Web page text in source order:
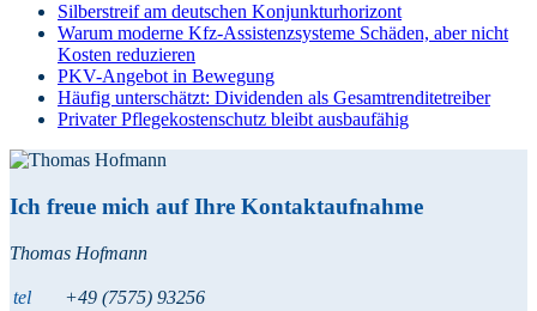
Silberstreif am deutschen Konjunkturhorizont
Warum moderne Kfz-Assistenzsysteme Schäden, aber nicht
Kosten reduzieren
PKV-Angebot in Bewegung
Häufig unterschätzt: Dividenden als Gesamtrenditetreiber
Privater Pflegekostenschutz bleibt ausbaufähig
Ich freue mich auf Ihre Kontaktaufnahme
Thomas Hofmann
tel
+49 (7575) 93256